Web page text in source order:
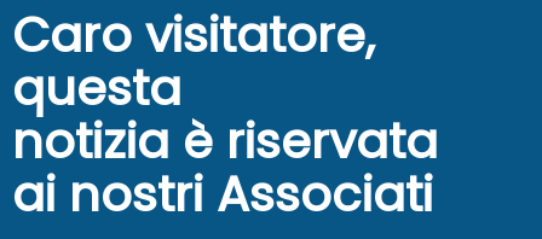
Caro visitatore,
questa
notizia è riservata
ai nostri Associati